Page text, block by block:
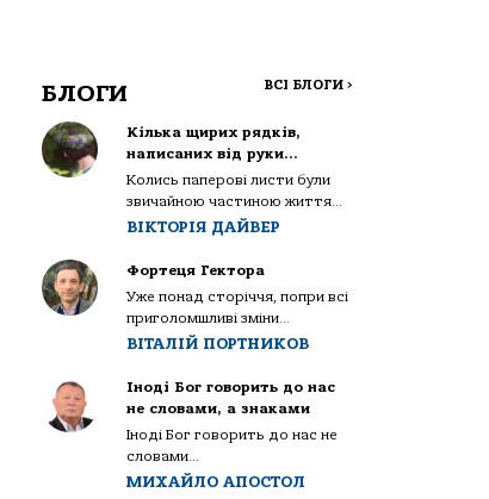
БЛОГИ ВСІ БЛОГИ >
Кілька щирих рядків,
написаних від руки…
Колись паперові листи були
звичайною частиною життя...
ВІКТОРІЯ ДАЙВЕР
Фортеця Гектора
Уже понад сторіччя, попри всі
приголомшливі зміни...
ВІТАЛІЙ ПОРТНИКОВ
Іноді Бог говорить до нас
не словами, а знаками
Іноді Бог говорить до нас не
словами...
МИХАЙЛО АПОСТОЛ